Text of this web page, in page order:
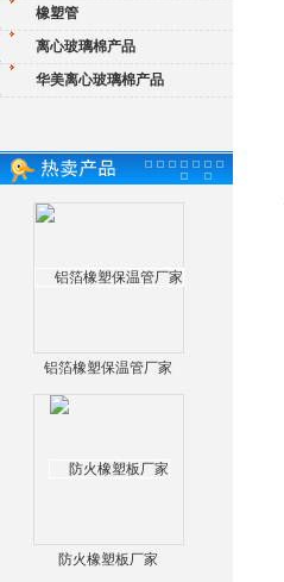
橡塑管
离心玻璃棉产品
华美离心玻璃棉产品
铝箔橡塑保温管厂家
防火橡塑板厂家